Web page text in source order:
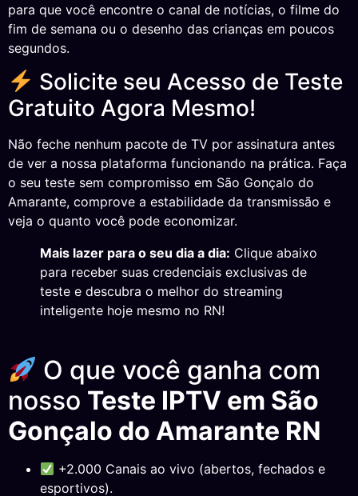
para que você encontre o canal de notícias, o filme do
fim de semana ou o desenho das crianças em poucos
segundos.
Solicite seu Acesso de Teste
Gratuito Agora Mesmo!
Não feche nenhum pacote de TV por assinatura antes
de ver a nossa plataforma funcionando na prática. Faça
o seu teste sem compromisso em São Gonçalo do
Amarante, comprove a estabilidade da transmissão e
veja o quanto você pode economizar.
Mais lazer para o seu dia a dia: Clique abaixo
para receber suas credenciais exclusivas de
teste e descubra o melhor do streaming
inteligente hoje mesmo no RN!
O que você ganha com
nosso Teste IPTV em São
Gonçalo do Amarante RN
+2.000 Canais ao vivo (abertos, fechados e
esportivos).